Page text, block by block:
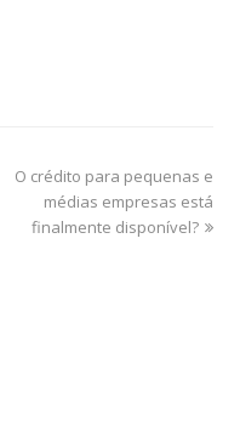
O crédito para pequenas e
médias empresas está
finalmente disponível?